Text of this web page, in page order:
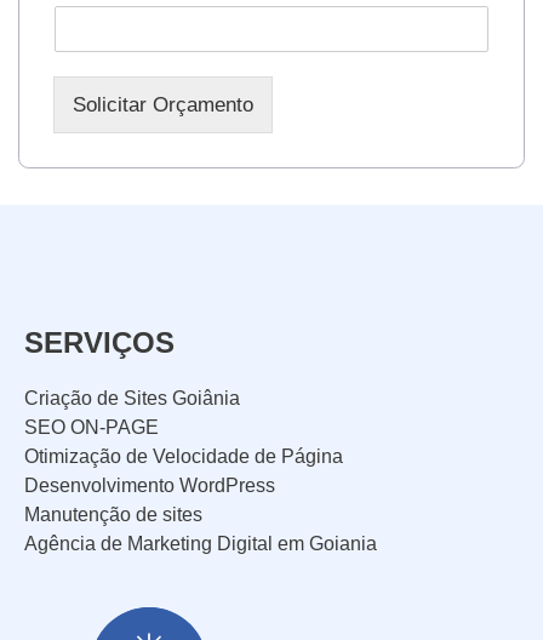
Solicitar Orçamento
SERVIÇOS
Criação de Sites Goiânia
SEO ON-PAGE
Otimização de Velocidade de Página
Desenvolvimento WordPress
Manutenção de sites
Agência de Marketing Digital em Goiania